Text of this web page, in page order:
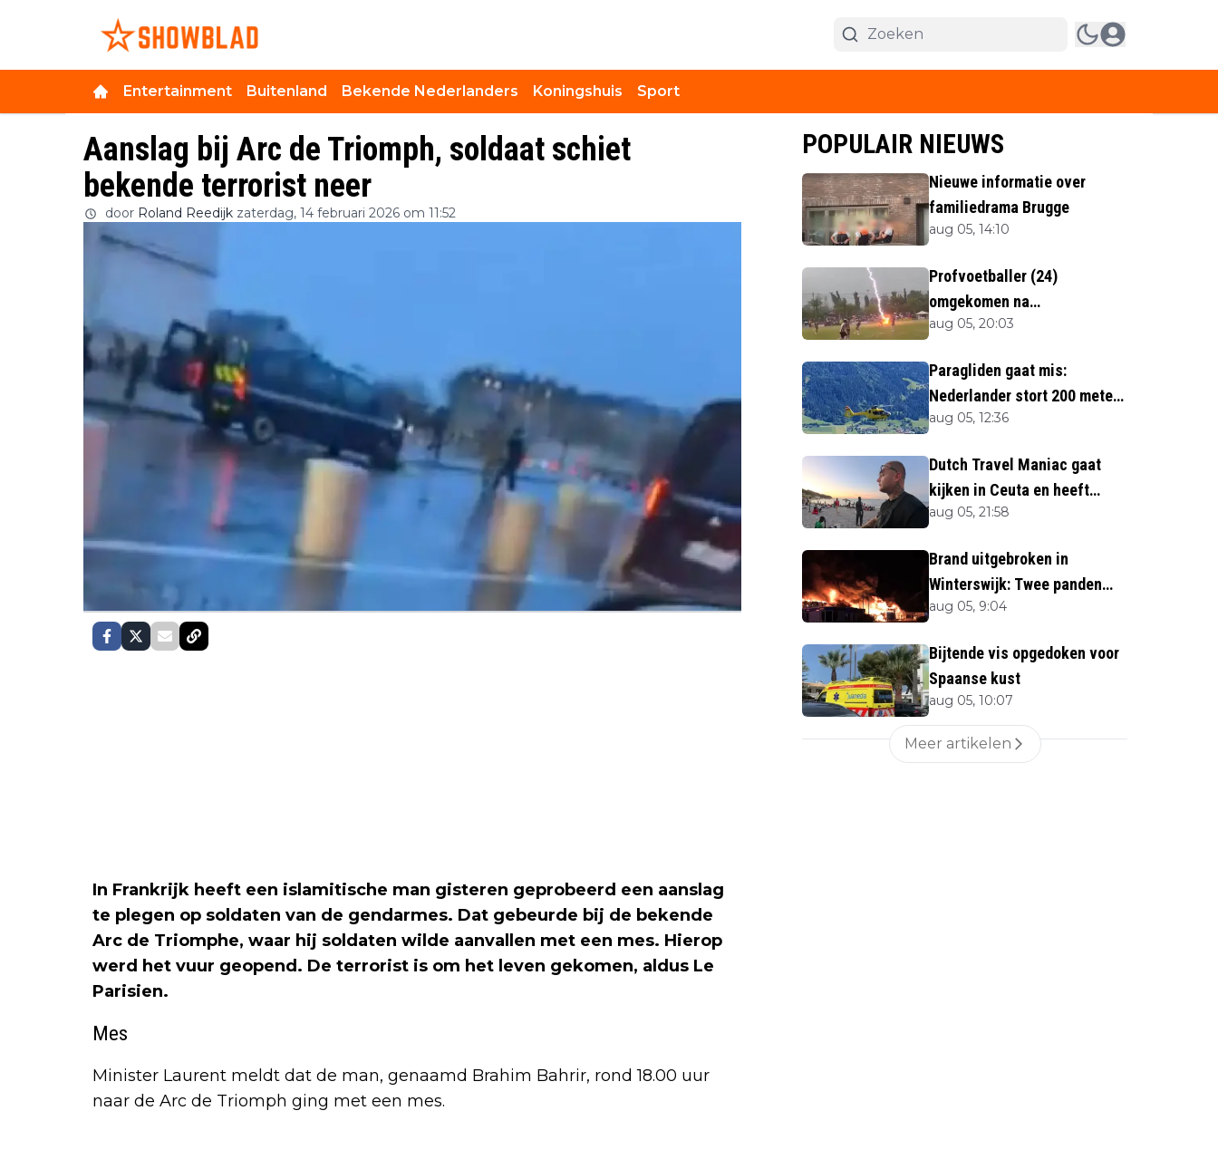
Entertainment Buitenland Bekende Nederlanders Koningshuis Sport
Aanslag bij Arc de Triomph, soldaat schiet
bekende terrorist neer
door Roland Reedijk zaterdag, 14 februari 2026 om 11:52
In Frankrijk heeft een islamitische man gisteren geprobeerd een aanslag
te plegen op soldaten van de gendarmes. Dat gebeurde bij de bekende
Arc de Triomphe, waar hij soldaten wilde aanvallen met een mes. Hierop
werd het vuur geopend. De terrorist is om het leven gekomen, aldus Le
Parisien.
Mes
Minister Laurent meldt dat de man, genaamd Brahim Bahrir, rond 18.00 uur
naar de Arc de Triomph ging met een mes.
POPULAIR NIEUWS
Nieuwe informatie over
familiedrama Brugge
aug 05, 14:10
Profvoetballer (24)
omgekomen na
blikseminslag tijdens
aug 05, 20:03
Paragliden gaat mis:
Nederlander stort 200 meter
naar beneden
aug 05, 12:36
Dutch Travel Maniac gaat
kijken in Ceuta en heeft
twijfels bij berichtgeving
aug 05, 21:58
Brand uitgebroken in
Winterswijk: Twee panden
verloren
aug 05, 9:04
Bijtende vis opgedoken voor
Spaanse kust
aug 05, 10:07
Meer artikelen